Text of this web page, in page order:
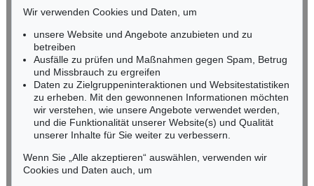
HESSEN
Miriam Heß
Tel.: +49 (0)62 21 58 80-038
Fax: +49 (0)62 21 58 80-595
infoheidelberg@kettererkunst.de
NORDDEUTSCHLAND
Nico Kassel, M.A.
Mobil: +49 (0)171 8618661
n.kassel@kettererkunst.de
Wir verwenden Cookies und Daten, um
unsere Website und Angebote anzubieten und zu
betreiben
Ausfälle zu prüfen und Maßnahmen gegen Spam, Betrug
und Missbrauch zu ergreifen
Daten zu Zielgruppeninteraktionen und Websitestatistiken
zu erheben. Mit den gewonnenen Informationen möchten
wir verstehen, wie unsere Angebote verwendet werden,
und die Funktionalität unserer Website(s) und Qualität
unserer Inhalte für Sie weiter zu verbessern.
Wenn Sie „Alle akzeptieren“ auswählen, verwenden wir
Cookies und Daten auch, um